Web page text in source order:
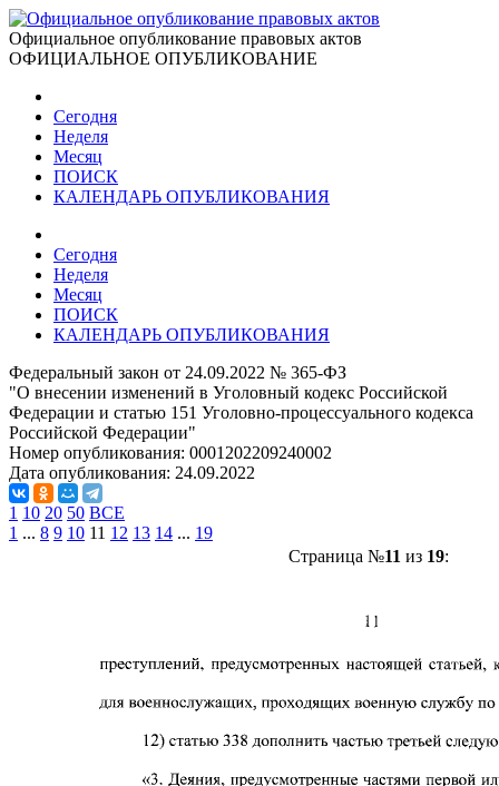
Официальное опубликование правовых актов
ОФИЦИАЛЬНОЕ ОПУБЛИКОВАНИЕ
Сегодня
Неделя
Месяц
ПОИСК
КАЛЕНДАРЬ ОПУБЛИКОВАНИЯ
Сегодня
Неделя
Месяц
ПОИСК
КАЛЕНДАРЬ ОПУБЛИКОВАНИЯ
Федеральный закон от 24.09.2022 № 365-ФЗ
"О внесении изменений в Уголовный кодекс Российской
Федерации и статью 151 Уголовно-процессуального кодекса
Российской Федерации"
Номер опубликования: 0001202209240002
Дата опубликования: 24.09.2022
1 10 20 50 ВСЕ
1 ... 8 9 10 11 12 13 14 ... 19
Страница №11 из 19: